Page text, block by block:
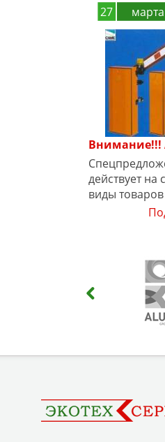
27
Внимание!!!
действует
виды товаров